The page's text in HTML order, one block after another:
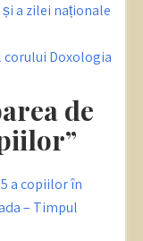
a zilei naționale
corului Doxologia
de
a copiilor în
– Timpul